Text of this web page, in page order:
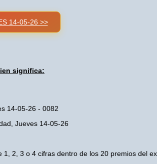
14-05-26 >>
significa:
14-05-26 - 0082
Jueves 14-05-26
2, 3 o 4 cifras dentro de los 20 premios del